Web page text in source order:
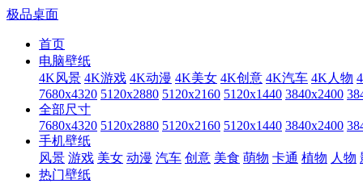
极品桌面
首页
电脑壁纸
4K风景 4K游戏 4K动漫 4K美女 4K创意 4K汽车 4K人物
7680x4320 5120x2880 5120x2160 5120x1440 3840x2400
全部尺寸
7680x4320 5120x2880 5120x2160 5120x1440 3840x2400
手机壁纸
风景 游戏 美女 动漫 汽车 创意 美食 萌物 卡通 植物 人物
热门壁纸